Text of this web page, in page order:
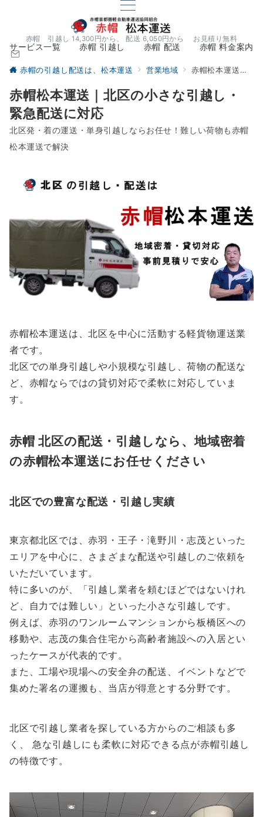
赤帽 引越し 14,300円から、 配送 6,050円から お見積り無料
サービス一覧 赤帽 引越し 赤帽 配送 赤帽 料金案内
赤帽の引越し配送は、松本運送 営業地域 赤帽松本運送｜北区の小さな引越し・緊急配送に対応
赤帽松本運送｜北区の小さな引越し・
緊急配送に対応
北区発・着の運送・単身引越しならお任せ！難しい荷物も赤帽
松本運送で解決
赤帽松本運送は、北区を中心に活動する軽貨物運送業
者です。
北区での単身引越しや小規模な引越し、荷物の配送な
ど、赤帽ならではの貸切対応で柔軟に対応していま
す。
赤帽 北区の配送・引越しなら、地域密着
の赤帽松本運送にお任せください
北区での豊富な配送・引越し実績
東京都北区では、赤羽・王子・滝野川・志茂といった
エリアを中心に、さまざまな配送や引越しのご依頼を
いただいています。
特に多いのが、「引越し業者を頼むほどではないけれ
ど、自力では難しい」といった小さな引越しです。
例えば、赤羽のワンルームマンションから板橋区への
移動や、志茂の集合住宅から高齢者施設への入居とい
ったケースが代表的です。
また、工場や現場への安全弁の配送、イベントなどで
集めた署名の運搬も、当店が得意とする分野です。
北区で引越し業者を探している方からのご相談も多
く、 急な引越しにも柔軟に対応できる点が赤帽引越し
の特徴です。